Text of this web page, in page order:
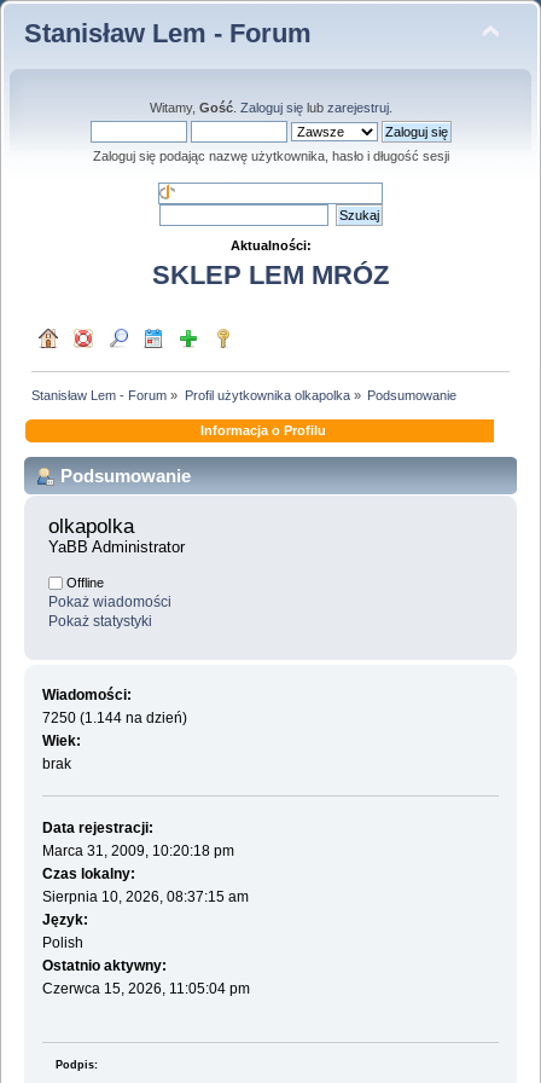
Stanisław Lem - Forum
Witamy, Gość. Zaloguj sięlub zarejestruj.
Zaloguj się podając nazwę użytkownika, hasło i długość sesji
Aktualności:
SKLEP LEM MRÓZ
Stanisław Lem - Forum » Profil użytkownika olkapolka» Podsumowanie
Informacja o Profilu
Podsumowanie
olkapolka
YaBB Administrator
Offline
Pokaż wiadomości
Pokaż statystyki
Wiadomości:
7250 (1.144 na dzień)
Wiek:
brak
Data rejestracji:
Marca 31, 2009, 10:20:18 pm
Czas lokalny:
Sierpnia 10, 2026, 08:37:15 am
Język:
Polish
Ostatnio aktywny:
Czerwca 15, 2026, 11:05:04 pm
Podpis: